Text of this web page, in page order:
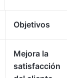
Objetivos
Mejora la
satisfacción